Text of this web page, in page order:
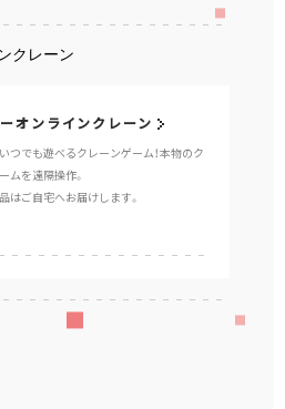
クレーン
オンラインクレーン
つでも遊べるクレーンゲーム！本物のク
ムを遠隔操作。
はご自宅へお届けします。